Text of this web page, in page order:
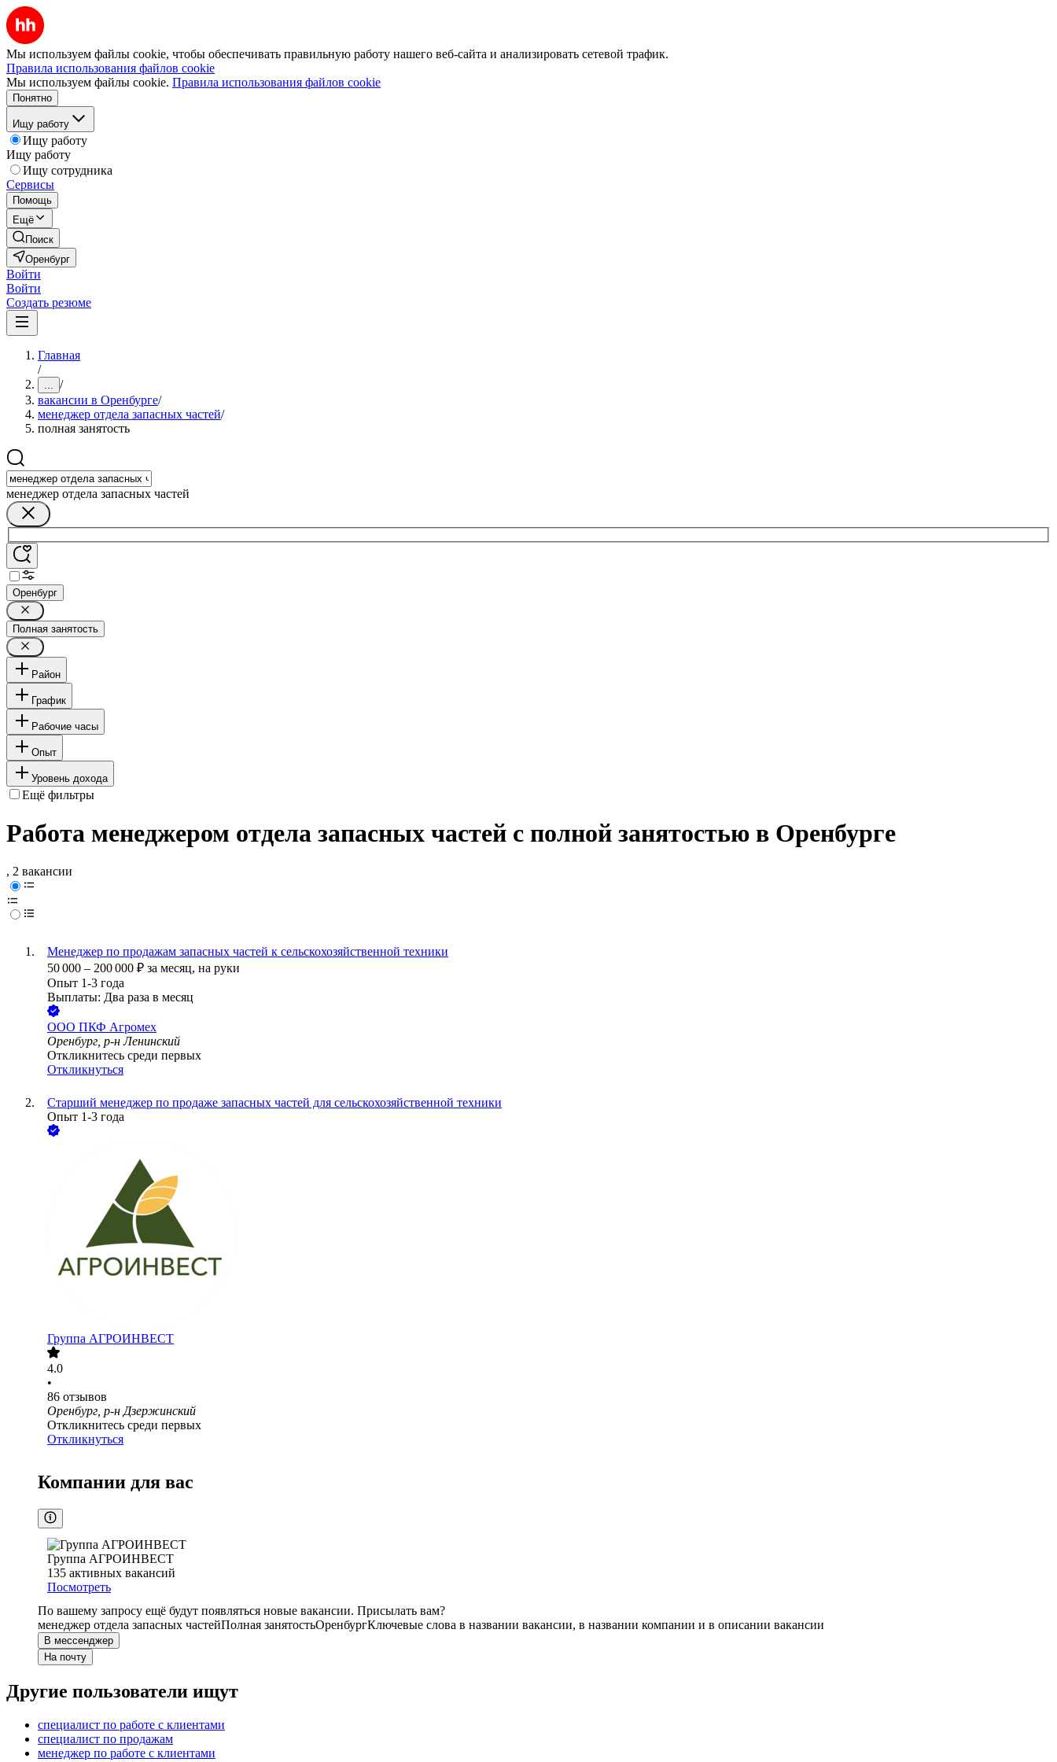
Мы используем файлы cookie, чтобы обеспечивать правильную работу нашего веб-сайта и анализировать сетевой трафик.
Правила использования файлов cookie
Мы используем файлы cookie. Правила использования файлов cookie
Понятно
Ищу работу
Ищу работу
Ищу работу
Ищу сотрудника
Сервисы
Помощь
Ещё
Поиск
Оренбург
Войти
Войти
Создать резюме
Главная
/
... /
вакансии в Оренбурге/
менеджер отдела запасных частей/
полная занятость
менеджер отдела запасных частей
Оренбург
Полная занятость
Район
График
Рабочие часы
Опыт
Уровень дохода
Ещё фильтры
Работа менеджером отдела запасных частей с полной занятостью в Оренбурге
, 2 вакансии
Менеджер по продажам запасных частей к сельскохозяйственной техники
50 000 – 200 000 ₽ за месяц, на руки
Опыт 1-3 года
Выплаты: Два раза в месяц
ООО ПКФ Агромех
Оренбург, р-н Ленинский
Откликнитесь среди первых
Откликнуться
Старший менеджер по продаже запасных частей для сельскохозяйственной техники
Опыт 1-3 года
Группа АГРОИНВЕСТ
4.0
•
86 отзывов
Оренбург, р-н Дзержинский
Откликнитесь среди первых
Откликнуться
Компании для вас
Группа АГРОИНВЕСТ
135 активных вакансий
Посмотреть
По вашему запросу ещё будут появляться новые вакансии. Присылать вам?
менеджер отдела запасных частейПолная занятостьОренбургКлючевые слова в названии вакансии, в названии компании и в описании вакансии
В мессенджер
На почту
Другие пользователи ищут
специалист по работе с клиентами
специалист по продажам
менеджер по работе с клиентами